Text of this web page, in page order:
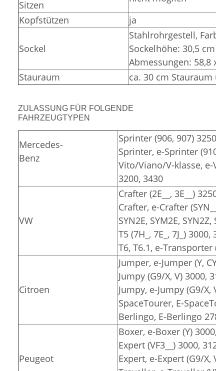
Sitzen
Kopfstützen
ja
Sockel
Stahlrohrgestell,
Sockelhöhe: 30,5 cm
Abmessungen: 58,8 x
Stauraum
ca. 30 cm Stauraum
ZULASSUNG FÜR FOLGENDE
FAHRZEUGTYPEN
Mercedes-
Benz
Sprinter (906, 907) 3250,
Sprinter, e-Sprinter (910)
Vito/Viano/V-klasse, e-
3200, 3430
VW
Crafter (2E__, 3E__)
Crafter, e-Crafter (SYN__,
SYN2E, SYM2E, SYN2Z,
T5 (7H_, 7E_, 7J_) 3000,
T6, T6.1, e-Transporter
Citroen
Jumper, e-Jumper (Y,
Jumpy (G9/X, V) 3000,
Jumpy, e-Jumpy (G9/X,
SpaceTourer, E-
Berlingo, E-Berlingo
Peugeot
Boxer, e-Boxer (Y) 3000,
Expert (VF3__) 3000, 3122
Expert, e-Expert (G9/X,